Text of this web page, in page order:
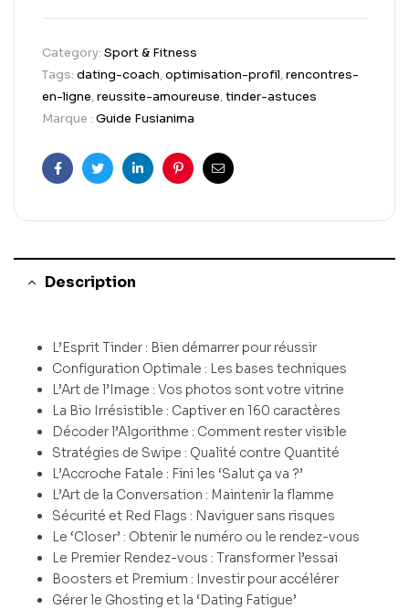
Category: Sport & Fitness
Tags: dating-coach,optimisation-profil,rencontres-
en-ligne,reussite-amoureuse,tinder-astuces
Marque : Guide Fusianima
FacebookTwitterLinkedinPinterestEmail
Description
L’Esprit Tinder : Bien démarrer pour réussir
Configuration Optimale : Les bases techniques
L’Art de l’Image : Vos photos sont votre vitrine
La Bio Irrésistible : Captiver en 160 caractères
Décoder l’Algorithme : Comment rester visible
Stratégies de Swipe : Qualité contre Quantité
L’Accroche Fatale : Fini les ‘Salut ça va ?’
L’Art de la Conversation : Maintenir la flamme
Sécurité et Red Flags : Naviguer sans risques
Le ‘Closer’ : Obtenir le numéro ou le rendez-vous
Le Premier Rendez-vous : Transformer l’essai
Boosters et Premium : Investir pour accélérer
Gérer le Ghosting et la ‘Dating Fatigue’